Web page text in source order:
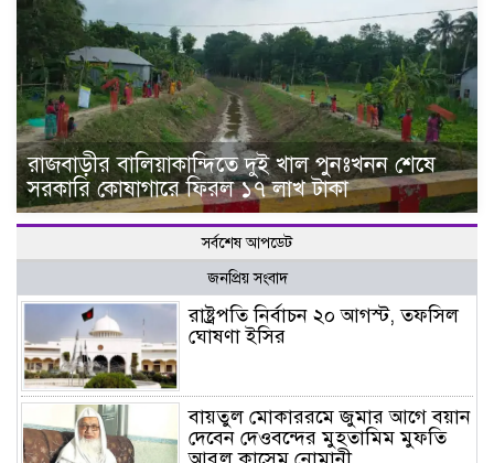
রাজবাড়ীর বালিয়াকান্দিতে দুই খাল পুনঃখনন শেষে
সরকারি কোষাগারে ফিরল ১৭ লাখ টাকা
সর্বশেষ আপডেট
জনপ্রিয় সংবাদ
রাষ্ট্রপতি নির্বাচন ২০ আগস্ট, তফসিল
ঘোষণা ইসির
বায়তুল মোকাররমে জুমার আগে বয়ান
দেবেন দেওবন্দের মুহতামিম মুফতি